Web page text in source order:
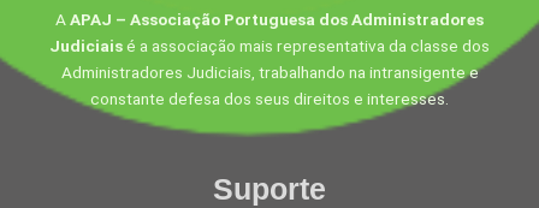
A APAJ – Associação Portuguesa dos Administradores
Judiciaisé a associação mais representativa da classe dos
Administradores Judiciais, trabalhando na intransigente e
constante defesa dos seus direitos e interesses.
Suporte